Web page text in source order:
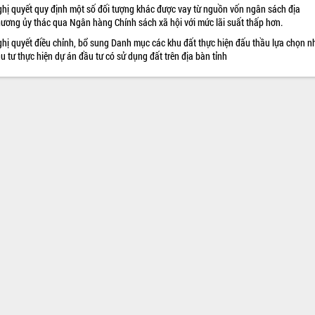
quyết quy định một số đối tượng khác được vay từ nguồn vốn ngân sách địa
ủy thác qua Ngân hàng Chính sách xã hội với mức lãi suất thấp hơn.
quyết điều chỉnh, bổ sung Danh mục các khu đất thực hiện đấu thầu lựa chọn
tư thực hiện dự án đầu tư có sử dụng đất trên địa bàn tỉnh